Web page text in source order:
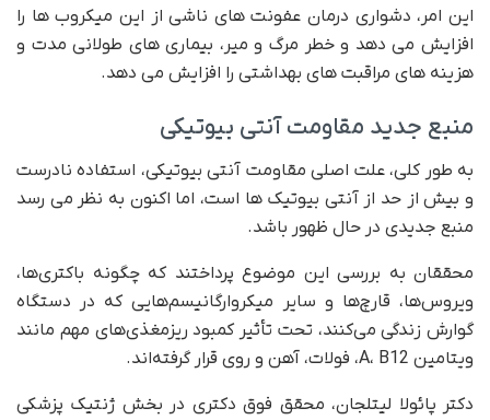
این امر، دشواری درمان عفونت های ناشی از این میکروب ها را
افزایش می دهد و خطر مرگ و میر، بیماری های طولانی مدت و
هزینه های مراقبت های بهداشتی را افزایش می دهد.
منبع جدید مقاومت آنتی بیوتیکی
به طور کلی، علت اصلی مقاومت آنتی بیوتیکی، استفاده نادرست
و بیش از حد از آنتی بیوتیک ها است، اما اکنون به نظر می رسد
منبع جدیدی در حال ظهور باشد.
محققان به بررسی این موضوع پرداختند که چگونه باکتری‌ها،
ویروس‌ها، قارچ‌ها و سایر میکروارگانیسم‌هایی که در دستگاه
گوارش زندگی می‌کنند، تحت تأثیر کمبود ریزمغذی‌های مهم مانند
ویتامین A، B12، فولات، آهن و روی قرار گرفته‌اند.
دکتر پائولا لیتلجان، محقق فوق دکتری در بخش ژنتیک پزشکی